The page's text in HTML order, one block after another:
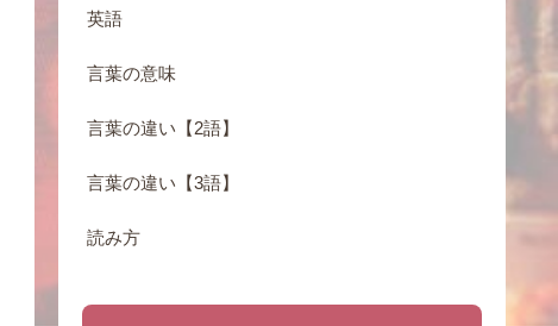
英語
言葉の意味
言葉の違い【2語】
言葉の違い【3語】
読み方